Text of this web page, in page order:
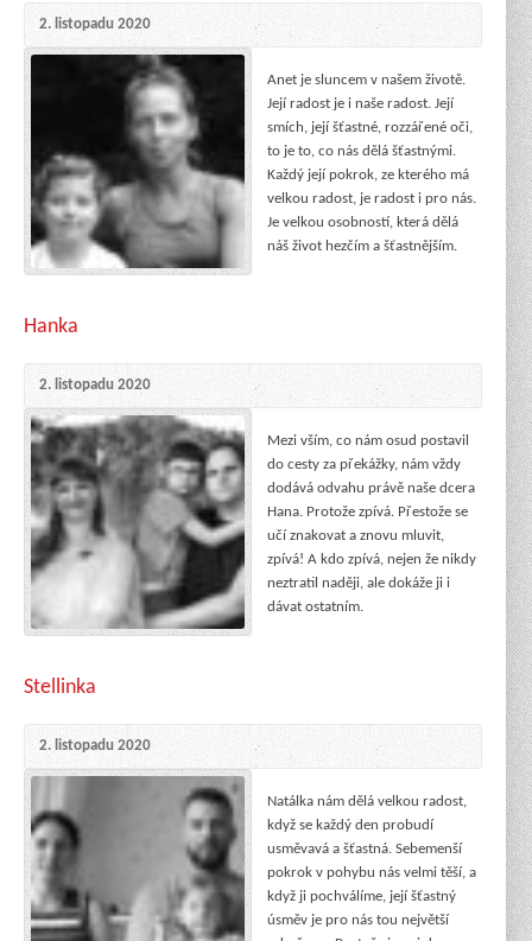
2. listopadu 2020
Anet je sluncem v našem životě.
Její radost je i naše radost. Její
smích, její šťastné, rozzářené oči,
to je to, co nás dělá šťastnými.
Každý její pokrok, ze kterého má
velkou radost, je radost i pro nás.
Je velkou osobností, která dělá
náš život hezčím a šťastnějším.
Hanka
2. listopadu 2020
Mezi vším, co nám osud postavil
do cesty za překážky, nám vždy
dodává odvahu právě naše dcera
Hana. Protože zpívá. Přestože se
učí znakovat a znovu mluvit,
zpívá! A kdo zpívá, nejen že nikdy
neztratil naději, ale dokáže ji i
dávat ostatním.
Stellinka
2. listopadu 2020
Natálka nám dělá velkou radost,
když se každý den probudí
usměvavá a šťastná. Sebemenší
pokrok v pohybu nás velmi těší, a
když ji pochválíme, její šťastný
úsměv je pro nás tou největší